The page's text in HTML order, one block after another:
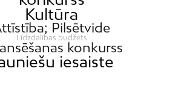
Kultūra
Pilsētvide
Līdzdalības budžets
konkurss
iesaiste